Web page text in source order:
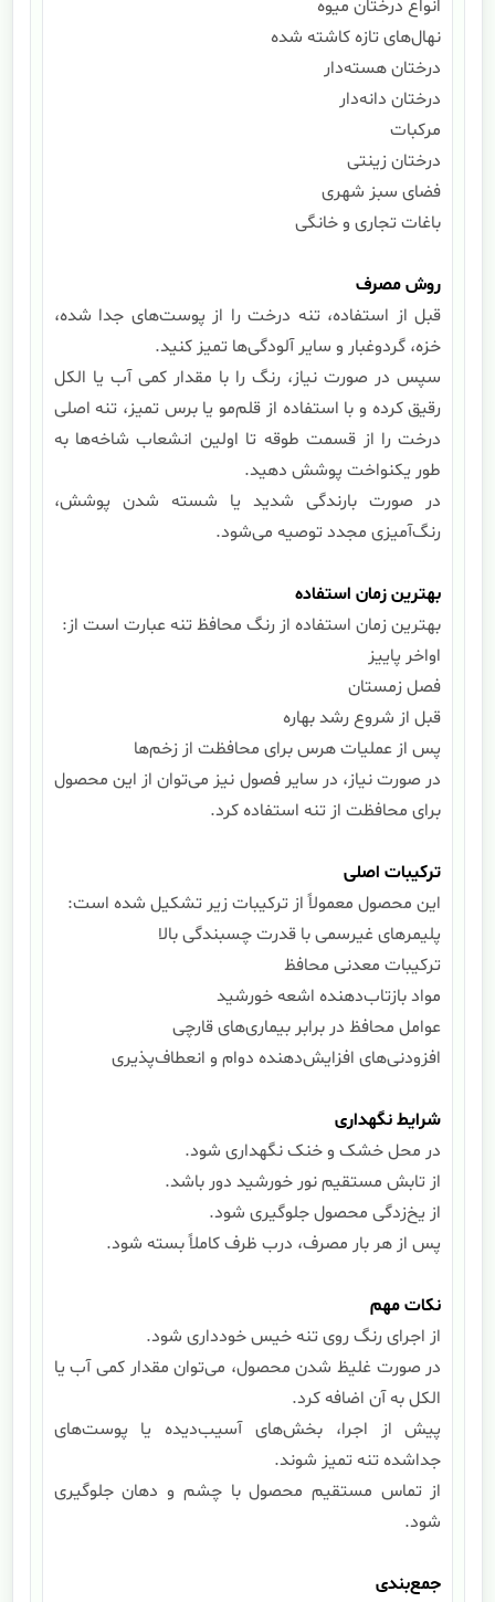
انواع درختان میوه
نهال‌های تازه کاشته شده
درختان هسته‌دار
درختان دانه‌دار
مرکبات
درختان زینتی
فضای سبز شهری
باغات تجاری و خانگی
روش مصرف
قبل از استفاده، تنه درخت را از پوست‌های جدا شده،
خزه، گردوغبار و سایر آلودگی‌ها تمیز کنید.
سپس در صورت نیاز، رنگ را با مقدار کمی آب یا الکل
رقیق کرده و با استفاده از قلم‌مو یا برس تمیز، تنه اصلی
درخت را از قسمت طوقه تا اولین انشعاب شاخه‌ها به
طور یکنواخت پوشش دهید.
در صورت بارندگی شدید یا شسته شدن پوشش،
رنگ‌آمیزی مجدد توصیه می‌شود.
بهترین زمان استفاده
بهترین زمان استفاده از رنگ محافظ تنه عبارت است از:
اواخر پاییز
فصل زمستان
قبل از شروع رشد بهاره
پس از عملیات هرس برای محافظت از زخم‌ها
در صورت نیاز، در سایر فصول نیز می‌توان از این محصول
برای محافظت از تنه استفاده کرد.
ترکیبات اصلی
این محصول معمولاً از ترکیبات زیر تشکیل شده است:
پلیمرهای غیرسمی با قدرت چسبندگی بالا
ترکیبات معدنی محافظ
مواد بازتاب‌دهنده اشعه خورشید
عوامل محافظ در برابر بیماری‌های قارچی
افزودنی‌های افزایش‌دهنده دوام و انعطاف‌پذیری
شرایط نگهداری
در محل خشک و خنک نگهداری شود.
از تابش مستقیم نور خورشید دور باشد.
از یخ‌زدگی محصول جلوگیری شود.
پس از هر بار مصرف، درب ظرف کاملاً بسته شود.
نکات مهم
از اجرای رنگ روی تنه خیس خودداری شود.
در صورت غلیظ شدن محصول، می‌توان مقدار کمی آب یا
الکل به آن اضافه کرد.
پیش از اجرا، بخش‌های آسیب‌دیده یا پوست‌های
جداشده تنه تمیز شوند.
از تماس مستقیم محصول با چشم و دهان جلوگیری
شود.
جمع‌بندی